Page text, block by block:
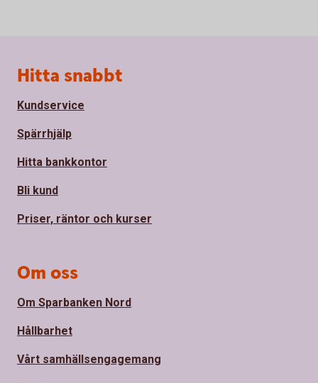
Sidfot
Hitta snabbt
Kundservice
Spärrhjälp
Hitta bankkontor
Bli kund
Priser, räntor och kurser
Om oss
Om Sparbanken Nord
Hållbarhet
Vårt samhällsengagemang